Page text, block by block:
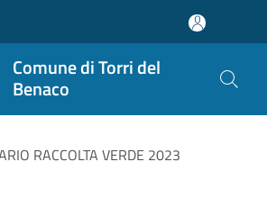
Comune di Torri del
Benaco
RACCOLTA VERDE 2023